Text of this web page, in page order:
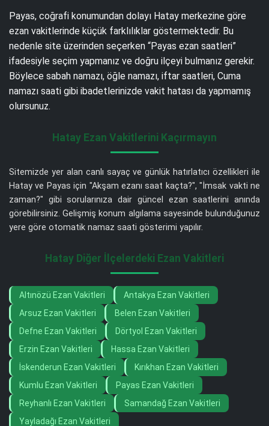
Payas, coğrafi konumundan dolayı Hatay merkezine göre
ezan vakitlerinde küçük farklılıklar göstermektedir. Bu
nedenle site üzerinden seçerken “Payas ezan saatleri”
ifadesiyle seçim yapmanız ve doğru ilçeyi bulmanız gerekir.
Böylece sabah namazı, öğle namazı, iftar saatleri, Cuma
namazı saati gibi ibadetlerinizde vakit hatası da yapmamış
olursunuz.
Hatay Ezan Vakitlerini Kaçırmayın
Sitemizde yer alan canlı sayaç ve günlük hatırlatıcı özellikleri ile
Hatay ve Payas için "Akşam ezanı saat kaçta?", "İmsak vakti ne
zaman?" gibi sorularınıza dair güncel ezan saatlerini anında
görebilirsiniz. Gelişmiş konum algılama sayesinde bulunduğunuz
yere göre otomatik namaz saati gösterimi yapılır.
Hatay Diğer İlçelerdeki Ezan Vakitleri
Altınözü Ezan Vakitleri
Antakya Ezan Vakitleri
Arsuz Ezan Vakitleri
Belen Ezan Vakitleri
Defne Ezan Vakitleri
Dörtyol Ezan Vakitleri
Erzin Ezan Vakitleri
Hassa Ezan Vakitleri
İskenderun Ezan Vakitleri
Kırıkhan Ezan Vakitleri
Kumlu Ezan Vakitleri
Payas Ezan Vakitleri
Reyhanlı Ezan Vakitleri
Samandağ Ezan Vakitleri
Yayladağı Ezan Vakitleri